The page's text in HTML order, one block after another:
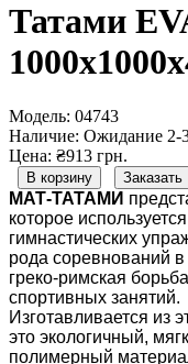
Татами
Модель: 04743
Наличие: Ожидание 2-
Цена: ₴913 грн.
В корзину Заказать
МАТ-ТАТАМИ
которое
гимнастических
рода соревнований
греко-римская
спортивных занятий.
Изготавливается из
это экологичный,
полимерный